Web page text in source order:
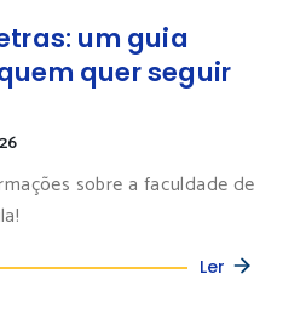
um guia
quer seguir
sobre a faculdade de
Ler